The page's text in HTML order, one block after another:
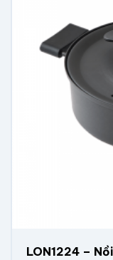
LON1224 –